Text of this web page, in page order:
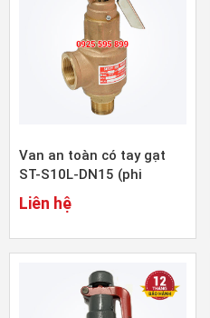
Van an toàn có tay gạt
ST-S10L-DN15 (phi
21mm)
Liên hệ